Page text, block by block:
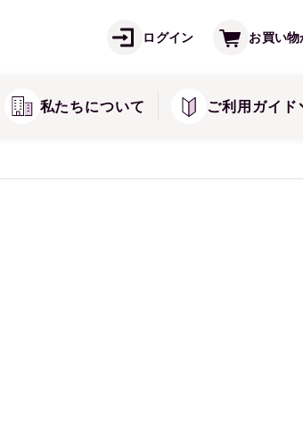
ログイン お買い物
痛み・肌トラブ
私たちについて ご利用ガイド
常備お届けコ